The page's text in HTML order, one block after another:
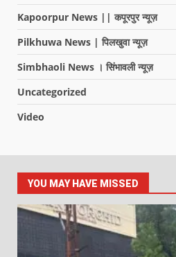
Kapoorpur News || कपूरपुर न्यूज़
Pilkhuwa News | पिलखुवा न्यूज़
Simbhaoli News । सिंभावली न्यूज़
Uncategorized
Video
YOU MAY HAVE MISSED